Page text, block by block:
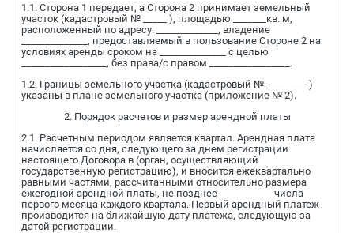
1.1. Сторона 1 передает, а Сторона 2 принимает земельный
участок (кадастровый № _____ ), площадью _______кв. м,
расположенный по адресу: _____________, владение
______________, предоставляемый в пользование Стороне 2 на
условиях аренды сроком на ______________ с целью
__________________, без права/с правом _________________.
1.2. Границы земельного участка (кадастровый № _________)
указаны в плане земельного участка (приложение № 2).
2. Порядок расчетов и размер арендной платы
2.1. Расчетным периодом является квартал. Арендная плата
начисляется со дня, следующего за днем регистрации
настоящего Договора в (орган, осуществляющий
государственную регистрацию), и вносится ежеквартально
равными частями, рассчитанными относительно размера
ежегодной арендной платы, не позднее ___________ числа
первого месяца каждого квартала. Первый арендный платеж
производится на ближайшую дату платежа, следующую за
датой регистрации.